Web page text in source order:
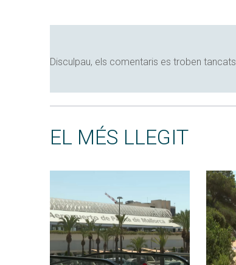
Disculpau, els comentaris es troben tancats
EL MÉS LLEGIT